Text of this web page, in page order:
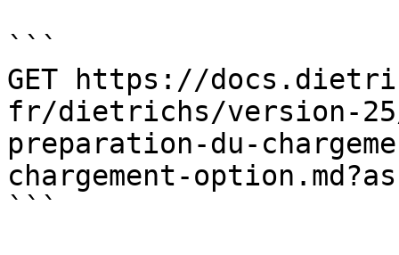
```
GET https://
fr/dietrichs/version-25/
preparation-du-
chargement-
```